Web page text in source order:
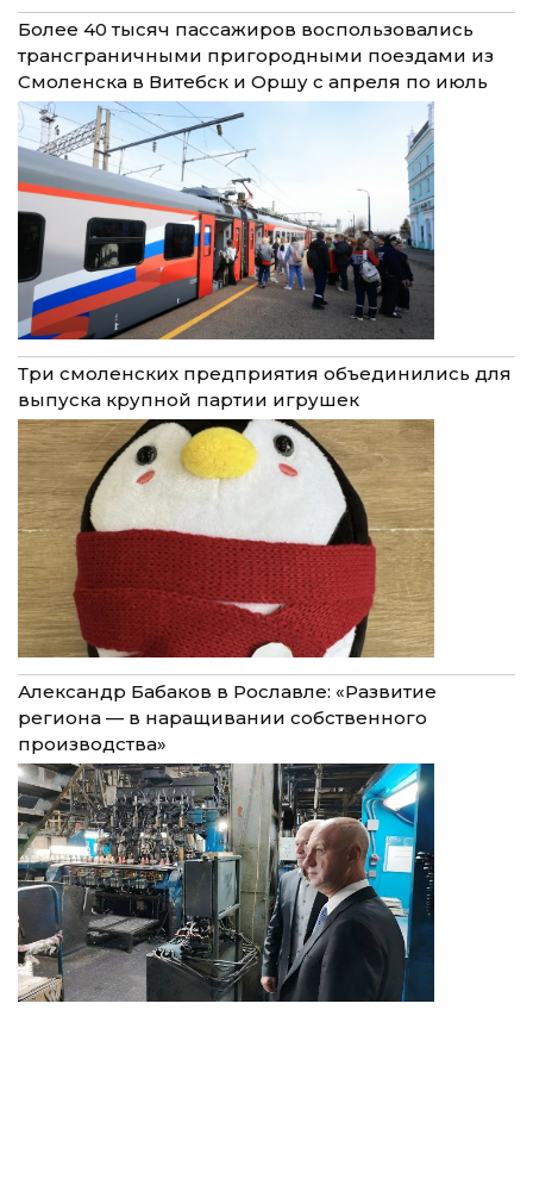
Более 40 тысяч пассажиров воспользовались
трансграничными пригородными поездами из
Смоленска в Витебск и Оршу с апреля по июль
Три смоленских предприятия объединились для
выпуска крупной партии игрушек
Александр Бабаков в Рославле: «Развитие
региона — в наращивании собственного
производства»